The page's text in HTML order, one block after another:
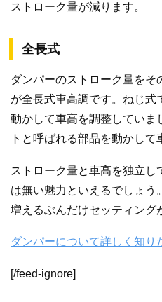
ストローク量が減ります。
全長式
ダンパーのストローク量を
が全長式車高調です。ねじ式
動かして車高を調整していま
トと呼ばれる部品を動かして
ストローク量と車高を独立し
は無い魅力といえるでしょ
増えるぶんだけセッティング
ダンパーについて詳しく知り
[/feed-ignore]